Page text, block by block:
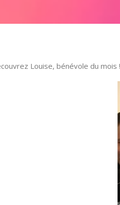
Louise, bénévole du mois !